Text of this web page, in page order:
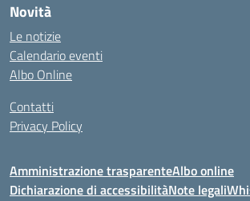
Novità
Le notizie
Calendario eventi
Albo Online
Contatti
Privacy Policy
Amministrazione trasparenteAlbo online
Dichiarazione di accessibilitàNote legali